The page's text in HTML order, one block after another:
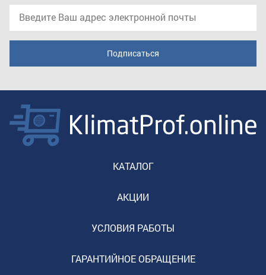
КАТАЛОГ
АКЦИИ
УСЛОВИЯ РАБОТЫ
ГАРАНТИЙНОЕ ОБРАЩЕНИЕ